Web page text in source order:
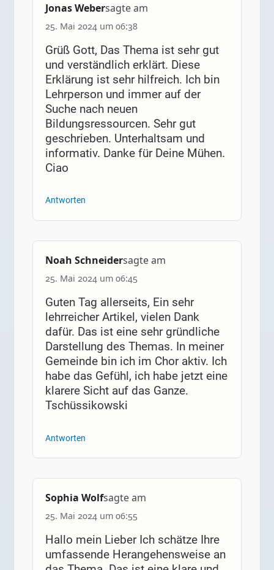
Jonas Webersagte am
25. Mai 2024 um 06:38
Grüß Gott, Das Thema ist sehr gut
und verständlich erklärt. Diese
Erklärung ist sehr hilfreich. Ich bin
Lehrperson und immer auf der
Suche nach neuen
Bildungsressourcen. Sehr gut
geschrieben. Unterhaltsam und
informativ. Danke für Deine Mühen.
Ciao
Antworten
Noah Schneidersagte am
25. Mai 2024 um 06:45
Guten Tag allerseits, Ein sehr
lehrreicher Artikel, vielen Dank
dafür. Das ist eine sehr gründliche
Darstellung des Themas. In meiner
Gemeinde bin ich im Chor aktiv. Ich
habe das Gefühl, ich habe jetzt eine
klarere Sicht auf das Ganze.
Tschüssikowski
Antworten
Sophia Wolfsagte am
25. Mai 2024 um 06:55
Hallo mein Lieber Ich schätze Ihre
umfassende Herangehensweise an